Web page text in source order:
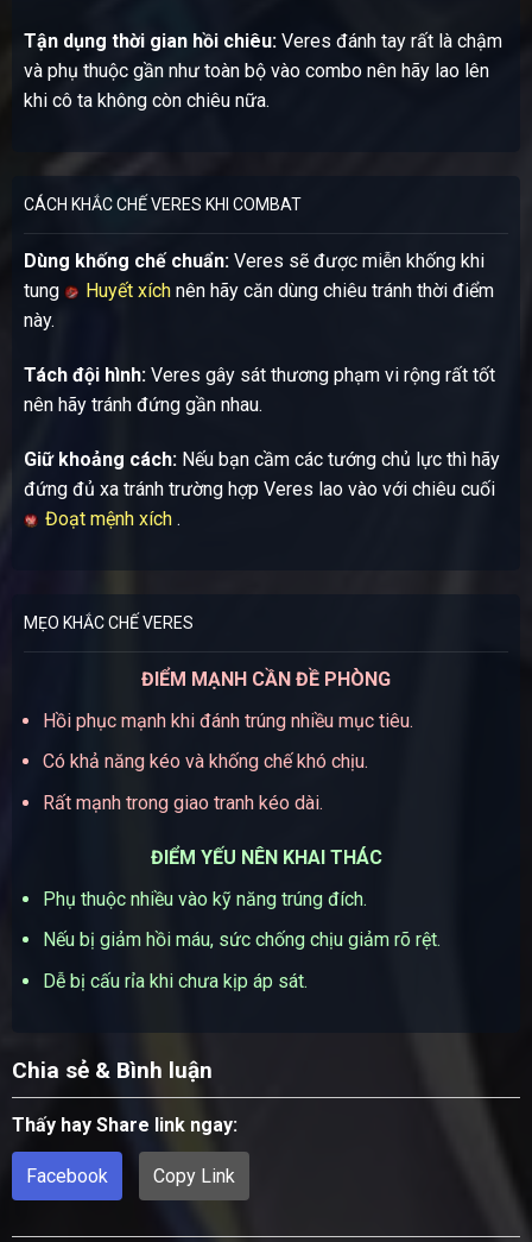
Tận dụng thời gian hồi chiêu: Veres đánh tay rất là chậm
và phụ thuộc gần như toàn bộ vào combo nên hãy lao lên
khi cô ta không còn chiêu nữa.
CÁCH KHẮC CHẾ VERES KHI COMBAT
Dùng khống chế chuẩn:Veres sẽ được miễn khống khi
tung
Huyết xíchnên hãy căn dùng chiêu tránh thời điểm
này.
Tách đội hình:Veres gây sát thương phạm vi rộng rất tốt
nên hãy tránh đứng gần nhau.
Giữ khoảng cách:Nếu bạn cầm các tướng chủ lực thì hãy
đứng đủ xa tránh trường hợp Veres lao vào với chiêu cuối
Đoạt mệnh xích.
MẸO KHẮC CHẾ VERES
ĐIỂM MẠNH CẦN ĐỀ PHÒNG
Hồi phục mạnh khi đánh trúng nhiều mục tiêu.
Có khả năng kéo và khống chế khó chịu.
Rất mạnh trong giao tranh kéo dài.
ĐIỂM YẾU NÊN KHAI THÁC
Phụ thuộc nhiều vào kỹ năng trúng đích.
Nếu bị giảm hồi máu, sức chống chịu giảm rõ rệt.
Dễ bị cấu rỉa khi chưa kịp áp sát.
Chia sẻ & Bình luận
Thấy hay Share link ngay:
Facebook Copy Link